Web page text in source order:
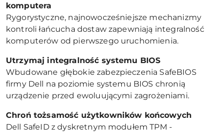
komputera
Rygorystyczne, najnowocześniejsze mechanizmy
kontroli łańcucha dostaw zapewniają integralność
komputerów od pierwszego uruchomienia.
Utrzymaj integralność systemu BIOS
Wbudowane głębokie zabezpieczenia SafeBIOS
firmy Dell na poziomie systemu BIOS chronią
urządzenie przed ewoluującymi zagrożeniami.
Chroń tożsamość użytkowników końcowych
Dell SafeID z dyskretnym modułem TPM -